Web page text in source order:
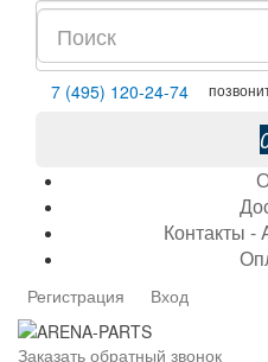
7 (495) 120-24-74
Контакты -
Регистрация Вход
Заказать обратный звонок